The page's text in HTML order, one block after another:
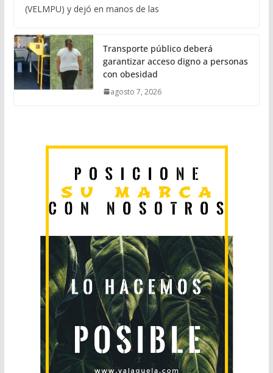
(VELMPU) y dejó en manos de las
Transporte público deberá
garantizar acceso digno a personas
con obesidad
agosto 7, 2026